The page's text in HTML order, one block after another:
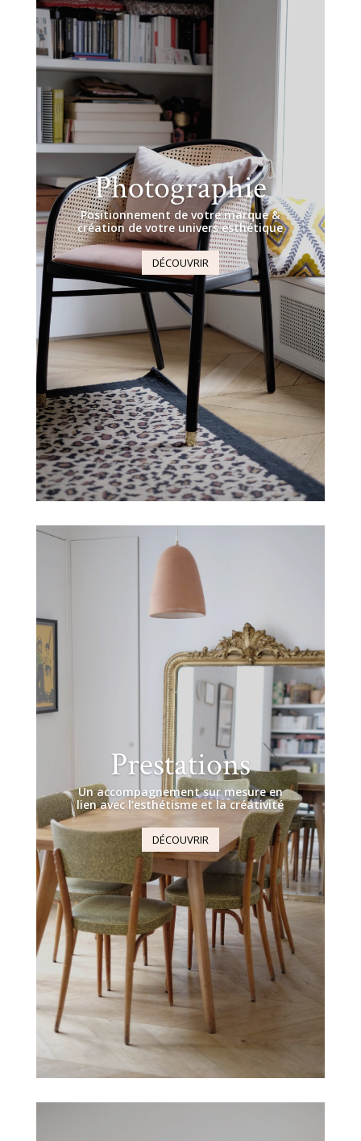
Photographie
Positionnement de votre marque &
création de votre univers esthétique
DÉCOUVRIR
Prestations
Un accompagnement sur mesure en
lien avec l’esthétisme et la créativité
DÉCOUVRIR